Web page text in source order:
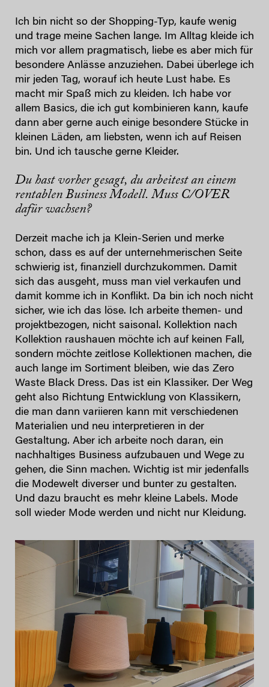
Ich bin nicht so der Shopping-Typ, kaufe wenig
und trage meine Sachen lange. Im Alltag kleide ich
mich vor allem pragmatisch, liebe es aber mich für
besondere Anlässe anzuziehen. Dabei überlege ich
mir jeden Tag, worauf ich heute Lust habe. Es
macht mir Spaß mich zu kleiden. Ich habe vor
allem Basics, die ich gut kombinieren kann, kaufe
dann aber gerne auch einige besondere Stücke in
kleinen Läden, am liebsten, wenn ich auf Reisen
bin. Und ich tausche gerne Kleider.
Du hast vorher gesagt, du arbeitest an einem
rentablen Business Modell. Muss C/OVER
dafür wachsen?
Derzeit mache ich ja Klein-Serien und merke
schon, dass es auf der unternehmerischen Seite
schwierig ist, finanziell durchzukommen. Damit
sich das ausgeht, muss man viel verkaufen und
damit komme ich in Konflikt. Da bin ich noch nicht
sicher, wie ich das löse. Ich arbeite themen- und
projektbezogen, nicht saisonal. Kollektion nach
Kollektion raushauen möchte ich auf keinen Fall,
sondern möchte zeitlose Kollektionen machen, die
auch lange im Sortiment bleiben, wie das Zero
Waste Black Dress. Das ist ein Klassiker. Der Weg
geht also Richtung Entwicklung von Klassikern,
die man dann variieren kann mit verschiedenen
Materialien und neu interpretieren in der
Gestaltung. Aber ich arbeite noch daran, ein
nachhaltiges Business aufzubauen und Wege zu
gehen, die Sinn machen. Wichtig ist mir jedenfalls
die Modewelt diverser und bunter zu gestalten.
Und dazu braucht es mehr kleine Labels. Mode
soll wieder Mode werden und nicht nur Kleidung.